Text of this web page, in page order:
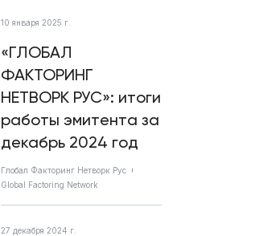
10 января 2025 г.
«ГЛОБАЛ
ФАКТОРИНГ
НЕТВОРК РУС»: итоги
работы эмитента за
декабрь 2024 год
Глобал Факторинг Нетворк Рус
Global Factoring Network
27 декабря 2024 г.